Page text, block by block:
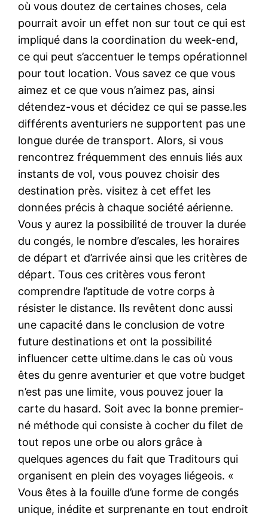
où vous doutez de certaines choses, cela
pourrait avoir un effet non sur tout ce qui est
impliqué dans la coordination du week-end,
ce qui peut s’accentuer le temps opérationnel
pour tout location. Vous savez ce que vous
aimez et ce que vous n’aimez pas, ainsi
détendez-vous et décidez ce qui se passe.les
différents aventuriers ne supportent pas une
longue durée de transport. Alors, si vous
rencontrez fréquemment des ennuis liés aux
instants de vol, vous pouvez choisir des
destination près. visitez à cet effet les
données précis à chaque société aérienne.
Vous y aurez la possibilité de trouver la durée
du congés, le nombre d’escales, les horaires
de départ et d’arrivée ainsi que les critères de
départ. Tous ces critères vous feront
comprendre l’aptitude de votre corps à
résister le distance. Ils revêtent donc aussi
une capacité dans le conclusion de votre
future destinations et ont la possibilité
influencer cette ultime.dans le cas où vous
êtes du genre aventurier et que votre budget
n’est pas une limite, vous pouvez jouer la
carte du hasard. Soit avec la bonne premier-
né méthode qui consiste à cocher du filet de
tout repos une orbe ou alors grâce à
quelques agences du fait que Traditours qui
organisent en plein des voyages liégeois. «
Vous êtes à la fouille d’une forme de congés
unique, inédite et surprenante en tout endroit